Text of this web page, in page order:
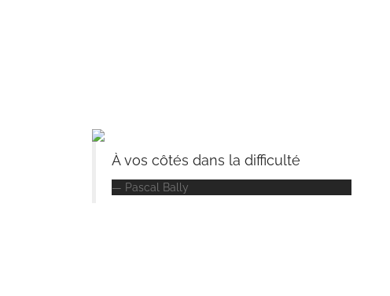
À vos côtés dans la difficulté
Pascal Bally